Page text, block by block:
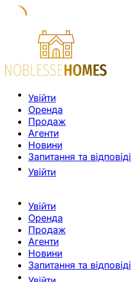
Увійти
Оренда
Продаж
Агенти
Новини
Запитання та відповіді
Увійти
Увійти
Оренда
Продаж
Агенти
Новини
Запитання та відповіді